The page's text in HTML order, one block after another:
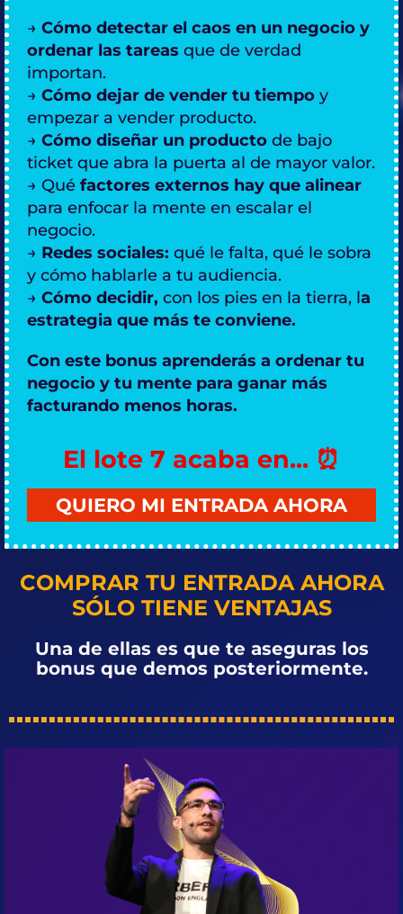
→ Cómo detectar el caos en un negocio y
ordenar las tareas que de verdad
importan.
→ Cómo dejar de vender tu tiempo y
empezar a vender producto.
→ Cómo diseñar un producto de bajo
ticket que abra la puerta al de mayor valor.
→ Qué factores externos hay que alinear
para enfocar la mente en escalar el
negocio.
→ Redes sociales: qué le falta, qué le sobra
y cómo hablarle a tu audiencia.
→ Cómo decidir, con los pies en la tierra, la
estrategia que más te conviene.
Con este bonus aprenderás a ordenar tu
negocio y tu mente para ganar más
facturando menos horas.
El lote 7 acaba en... ⏰
QUIERO MI ENTRADA AHORA
COMPRAR TU ENTRADA AHORA
SÓLO TIENE VENTAJAS
Una de ellas es que te aseguras los
bonus que demos posteriormente.